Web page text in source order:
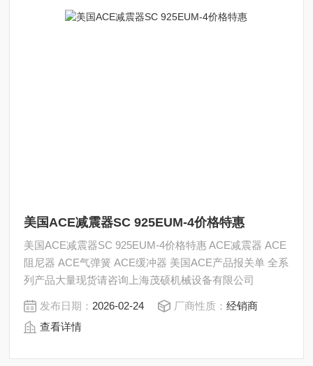
美国ACE减震器SC 925EUM-4价格特惠
美国ACE减震器SC 925EUM-4价格特惠 ACE减震器 ACE
阻尼器 ACE气弹簧 ACE缓冲器 美国ACE产品报关单 全系
列产品大量现货请咨询上海茂硕机械设备有限公司
发布日期： 2026-02-24 厂商性质：经销商
查看详情